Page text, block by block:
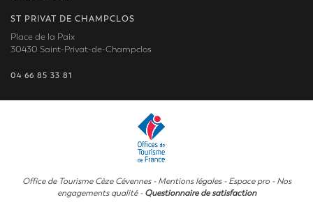
ST PRIVAT DE CHAMPCLOS
Place de la Paix
30430 Saint-Privat-de-Champclos
04 66 85 33 81
Office de Tourisme Cèze Cévennes - Mentions légales- Espace pro- Nos
engagements qualité- Questionnaire de satisfaction